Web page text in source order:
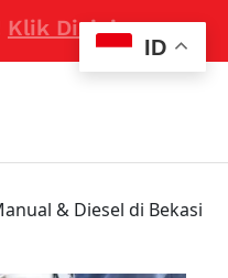
Disini
& Diesel di Bekasi
ID